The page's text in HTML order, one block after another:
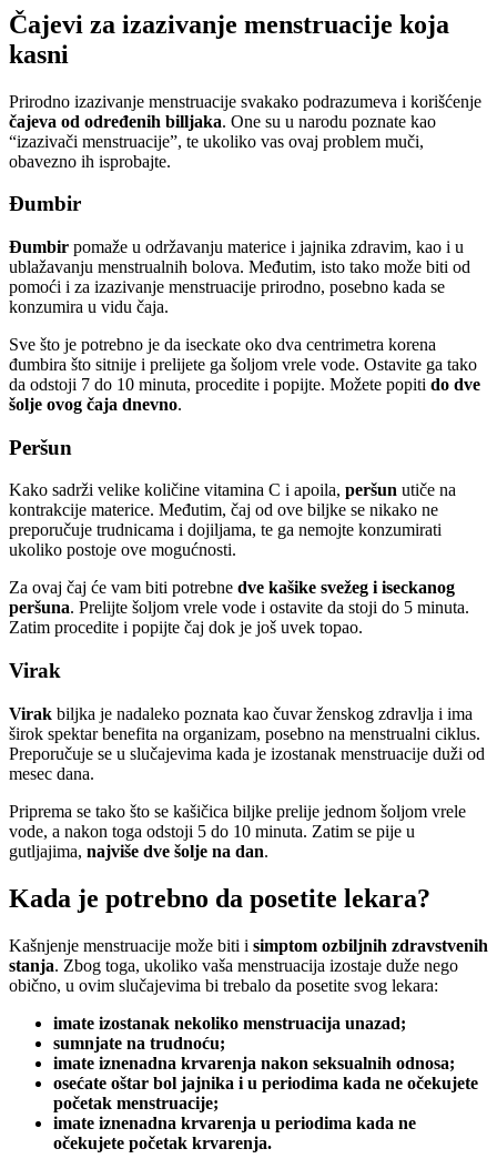
Čajevi za izazivanje menstruacije koja
kasni
Prirodno izazivanje menstruacije svakako podrazumeva i korišćenje
čajeva od određenih billjaka. One su u narodu poznate kao
“izazivači menstruacije”, te ukoliko vas ovaj problem muči,
obavezno ih isprobajte.
Đumbir
Đumbir pomaže u održavanju materice i jajnika zdravim, kao i u
ublažavanju menstrualnih bolova. Međutim, isto tako može biti od
pomoći i za izazivanje menstruacije prirodno, posebno kada se
konzumira u vidu čaja.
Sve što je potrebno je da iseckate oko dva centrimetra korena
đumbira što sitnije i prelijete ga šoljom vrele vode. Ostavite ga tako
da odstoji 7 do 10 minuta, procedite i popijte. Možete popiti do dve
šolje ovog čaja dnevno.
Peršun
Kako sadrži velike količine vitamina C i apoila, peršun utiče na
kontrakcije materice. Međutim, čaj od ove biljke se nikako ne
preporučuje trudnicama i dojiljama, te ga nemojte konzumirati
ukoliko postoje ove mogućnosti.
Za ovaj čaj će vam biti potrebne dve kašike svežeg i iseckanog
peršuna. Prelijte šoljom vrele vode i ostavite da stoji do 5 minuta.
Zatim procedite i popijte čaj dok je još uvek topao.
Virak
Virak biljka je nadaleko poznata kao čuvar ženskog zdravlja i ima
širok spektar benefita na organizam, posebno na menstrualni ciklus.
Preporučuje se u slučajevima kada je izostanak menstruacije duži od
mesec dana.
Priprema se tako što se kašičica biljke prelije jednom šoljom vrele
vode, a nakon toga odstoji 5 do 10 minuta. Zatim se pije u
gutljajima, najviše dve šolje na dan.
Kada je potrebno da posetite lekara?
Kašnjenje menstruacije može biti i simptom ozbiljnih zdravstvenih
stanja. Zbog toga, ukoliko vaša menstruacija izostaje duže nego
obično, u ovim slučajevima bi trebalo da posetite svog lekara:
imate izostanak nekoliko menstruacija unazad;
sumnjate na trudnoću;
imate iznenadna krvarenja nakon seksualnih odnosa;
osećate oštar bol jajnika i u periodima kada ne očekujete
početak menstruacije;
imate iznenadna krvarenja u periodima kada ne
očekujete početak krvarenja.